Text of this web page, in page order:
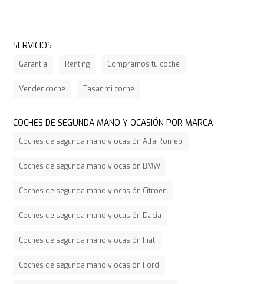
SERVICIOS
Garantía Renting Compramos tu coche
Vender coche Tasar mi coche
COCHES DE SEGUNDA MANO Y OCASIÓN POR MARCA
Coches de segunda mano y ocasión Alfa Romeo
Coches de segunda mano y ocasión BMW
Coches de segunda mano y ocasión Citroen
Coches de segunda mano y ocasión Dacia
Coches de segunda mano y ocasión Fiat
Coches de segunda mano y ocasión Ford